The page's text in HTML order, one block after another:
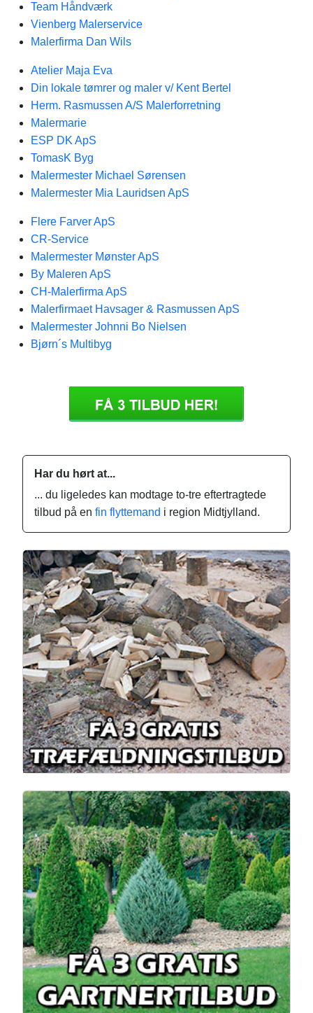
Team Håndværk
Vienberg Malerservice
Malerfirma Dan Wils
Atelier Maja Eva
Din lokale tømrer og maler v/ Kent Bertel
Herm. Rasmussen A/S Malerforretning
Malermarie
ESP DK ApS
TomasK Byg
Malermester Michael Sørensen
Malermester Mia Lauridsen ApS
Flere Farver ApS
CR-Service
Malermester Mønster ApS
By Maleren ApS
CH-Malerfirma ApS
Malerfirmaet Havsager & Rasmussen ApS
Malermester Johnni Bo Nielsen
Bjørn´s Multibyg
Har du hørt at...
... du ligeledes kan modtage to-tre eftertragtede
tilbud på en fin flyttemand i region Midtjylland.